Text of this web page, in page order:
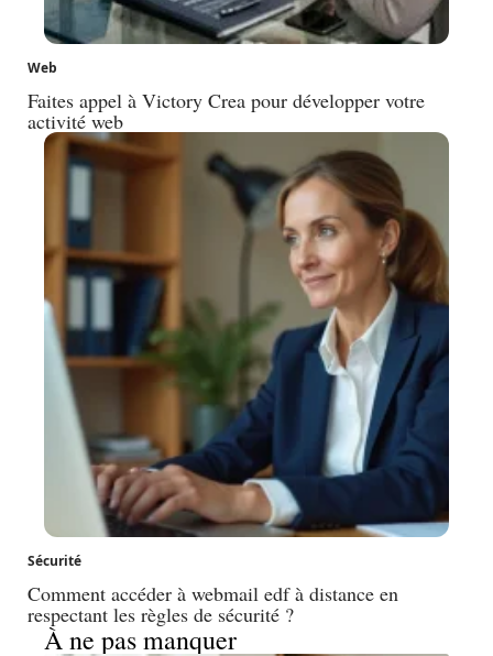
Web
Faites appel à Victory Crea pour développer votre
activité web
Sécurité
Comment accéder à webmail edf à distance en
respectant les règles de sécurité ?
À ne pas manquer